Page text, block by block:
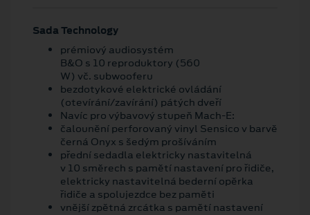
Sada Technology
prémiový audiosystém
B&O s 10 reproduktory (560
W) vč. subwooferu
bezdotykové elektrické ovládání
(otevírání/zavírání) pátých dveří
Navíc pro výbavový stupeň Mach-E:
čalounění perforovaný vinyl Sensico v barvě
černá Onyx s šedým prošíváním
přední sedadla elektricky nastavitelná
v 10 směrech s pamětí nastavení pro řidiče,
elektricky nastavitelná bederní opěrka
řidiče a spolujezdce bez paměti
vnější zpětná zrcátka s pamětí nastavení